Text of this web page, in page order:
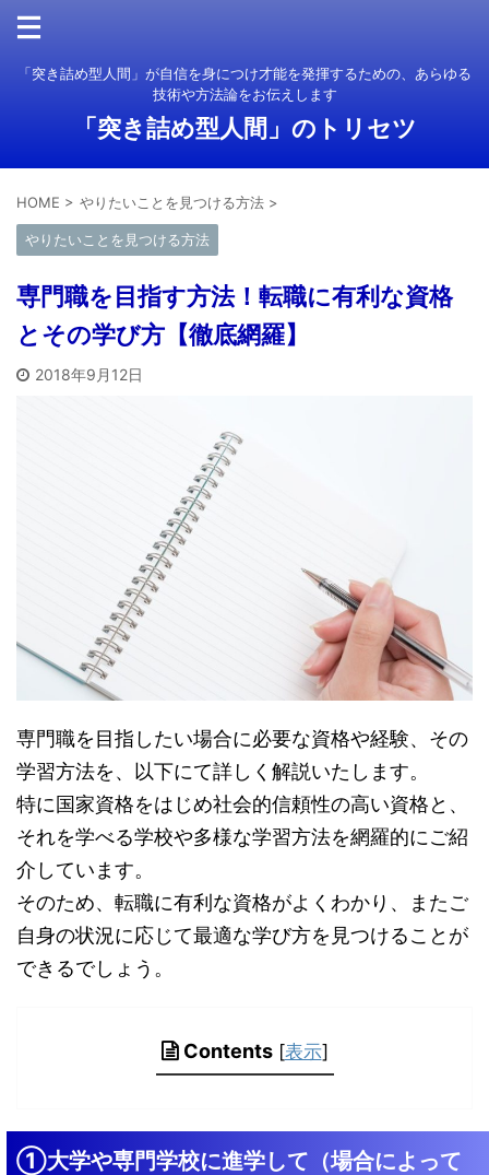
「突き詰め型人間」が自信を身につけ才能を発揮するための、あらゆる
技術や方法論をお伝えします
「突き詰め型人間」のトリセツ
HOME > やりたいことを見つける方法 >
やりたいことを見つける方法
専門職を目指す方法！転職に有利な資格
とその学び方【徹底網羅】
2018年9月12日
専門職を目指したい場合に必要な資格や経験、その
学習方法を、以下にて詳しく解説いたします。
特に国家資格をはじめ社会的信頼性の高い資格と、
それを学べる学校や多様な学習方法を網羅的にご紹
介しています。
そのため、転職に有利な資格がよくわかり、またご
自身の状況に応じて最適な学び方を見つけることが
できるでしょう。
Contents [表示]
①大学や専門学校に進学して（場合によって